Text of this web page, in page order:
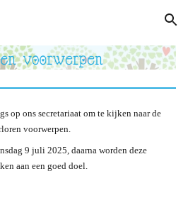
Skip to navigation
op ons secretariaat om te kijken naar de
voorwerpen.
9 juli 2025, daarna worden deze
aan een goed doel.